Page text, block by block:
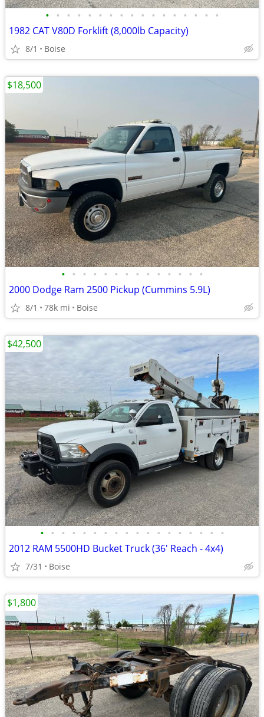
• • • • • • • • • • • • • • • • •
1982 CAT V80D Forklift (8,000lb Capacity)
8/1 Boise
• • • • • • • • • • • • • •
2000 Dodge Ram 2500 Pickup (Cummins 5.9L)
8/1 78k mi Boise
$18,500
• • • • • • • • • • • • • • • • • •
2012 RAM 5500HD Bucket Truck (36' Reach - 4x4)
7/31 Boise
$42,500
$1,800